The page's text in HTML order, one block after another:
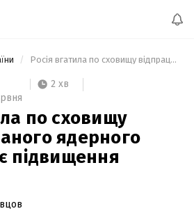
Росія вгатила по сховищу відпрацьованого ядерного палива: чи є підвищення радіації
2 хв
по сховищу
ядерного
підвищення